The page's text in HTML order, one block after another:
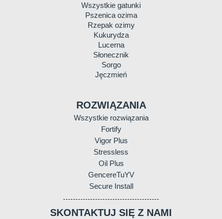
Wszystkie gatunki
Pszenica ozima
Rzepak ozimy
Kukurydza
Lucerna
Słonecznik
Sorgo
Jęczmień
ROZWIĄZANIA
Wszystkie rozwiązania
Fortify
Vigor Plus
Stressless
Oil Plus
GencereTuYV
Secure Install
SKONTAKTUJ SIĘ Z NAMI